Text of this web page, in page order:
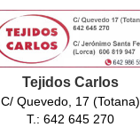
Tejidos Carlos
C/ Quevedo, 17 (Totana)
T.: 642 645 270